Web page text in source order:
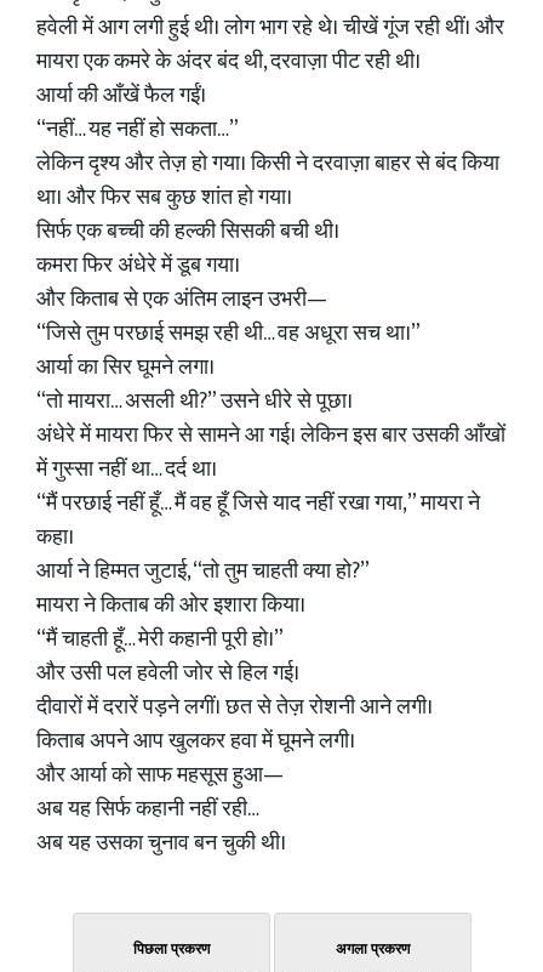
हवेली में आग लगी हुई थी। लोग भाग रहे थे। चीखें गूंज रही थीं। और
मायरा एक कमरे के अंदर बंद थी, दरवाज़ा पीट रही थी।
आर्या की आँखें फैल गईं।
“नहीं… यह नहीं हो सकता…”
लेकिन दृश्य और तेज़ हो गया। किसी ने दरवाज़ा बाहर से बंद किया
था। और फिर सब कुछ शांत हो गया।
सिर्फ एक बच्ची की हल्की सिसकी बची थी।
कमरा फिर अंधेरे में डूब गया।
और किताब से एक अंतिम लाइन उभरी—
“जिसे तुम परछाई समझ रही थी… वह अधूरा सच था।”
आर्या का सिर घूमने लगा।
“तो मायरा… असली थी?” उसने धीरे से पूछा।
अंधेरे में मायरा फिर से सामने आ गई। लेकिन इस बार उसकी आँखों
में गुस्सा नहीं था… दर्द था।
“मैं परछाई नहीं हूँ… मैं वह हूँ जिसे याद नहीं रखा गया,” मायरा ने
कहा।
आर्या ने हिम्मत जुटाई, “तो तुम चाहती क्या हो?”
मायरा ने किताब की ओर इशारा किया।
“मैं चाहती हूँ… मेरी कहानी पूरी हो।”
और उसी पल हवेली जोर से हिल गई।
दीवारों में दरारें पड़ने लगीं। छत से तेज़ रोशनी आने लगी।
किताब अपने आप खुलकर हवा में घूमने लगी।
और आर्या को साफ महसूस हुआ—
अब यह सिर्फ कहानी नहीं रही…
अब यह उसका चुनाव बन चुकी थी।
पिछला प्रकरण अगला प्रकरण